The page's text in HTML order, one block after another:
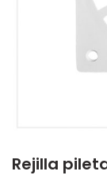
Rejilla